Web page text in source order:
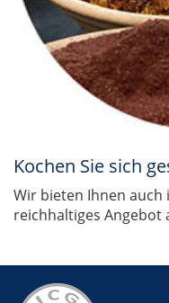
Kochen Sie sich
Wir bieten Ihnen auch
reichhaltiges Angebot